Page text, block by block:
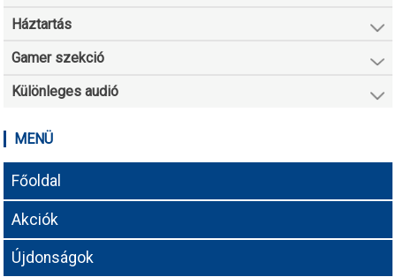
Háztartás
Gamer szekció
Különleges audió
MENÜ
Főoldal
Akciók
Újdonságok